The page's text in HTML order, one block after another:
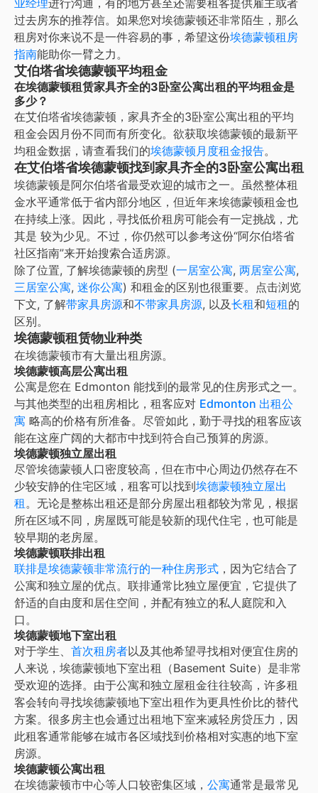
业经理进行沟通，有的地方甚至还需要租客提供雇主或者
过去房东的推荐信。如果您对埃德蒙顿还非常陌生，那么
租房对你来说不是一件容易的事，希望这份埃德蒙顿租房
指南能助你一臂之力。
艾伯塔省埃德蒙顿平均租金
在埃德蒙顿租赁家具齐全的3卧室公寓出租的平均租金是
多少？
在艾伯塔省埃德蒙顿 ， 家具齐全的3卧室公寓出租的平均
租金会因月份不同而有所变化。欲获取埃德蒙顿的最新平
均租金数据，请查看我们的埃德蒙顿月度租金报告。
在艾伯塔省埃德蒙顿找到家具齐全的3卧室公寓出租
埃德蒙顿是阿尔伯塔省最受欢迎的城市之一。虽然整体租
金水平通常低于省内部分地区，但近年来埃德蒙顿租金也
在持续上涨。因此，寻找低价租房可能会有一定挑战，尤
其是 较为少见。不过，你仍然可以参考这份“阿尔伯塔省
社区指南”来开始搜索合适房源。
除了位置, 了解埃德蒙顿的房型 (一居室公寓, 两居室公寓,
三居室公寓, 迷你公寓) 和租金的区别也很重要。点击浏览
下文, 了解带家具房源和不带家具房源, 以及长租和短租的
区别。
埃德蒙顿租赁物业种类
在埃德蒙顿市有大量出租房源。
埃德蒙顿高层公寓出租
公寓是您在 Edmonton 能找到的最常见的住房形式之一。
与其他类型的出租房相比，租客应对 Edmonton 出租公
寓 略高的价格有所准备。尽管如此，勤于寻找的租客应该
能在这座广阔的大都市中找到符合自己预算的房源。
埃德蒙顿独立屋出租
尽管埃德蒙顿人口密度较高，但在市中心周边仍然存在不
少较安静的住宅区域，租客可以找到埃德蒙顿独立屋出
租。无论是整栋出租还是部分房屋出租都较为常见，根据
所在区域不同，房屋既可能是较新的现代住宅，也可能是
较早期的老房屋。
埃德蒙顿联排出租
联排是埃德蒙顿非常流行的一种住房形式 ，因为它结合了
公寓和独立屋的优点。联排通常比独立屋便宜，它提供了
舒适的自由度和居住空间，并配有独立的私人庭院和入
口。
埃德蒙顿地下室出租
对于学生、 首次租房者以及其他希望寻找相对便宜住房的
人来说，埃德蒙顿地下室出租（Basement Suite）是非常
受欢迎的选择。由于公寓和独立屋租金往往较高，许多租
客会转向寻找埃德蒙顿地下室出租作为更具性价比的替代
方案。很多房主也会通过出租地下室来减轻房贷压力，因
此租客通常能够在城市各区域找到价格相对实惠的地下室
房源。
埃德蒙顿公寓出租
在埃德蒙顿市中心等人口较密集区域， 公寓通常是最常见